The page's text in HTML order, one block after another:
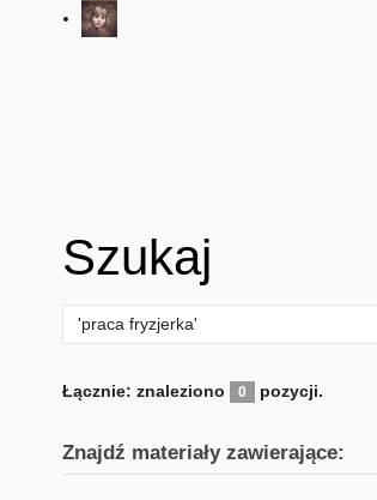
Szukaj
Łącznie: znaleziono 0 pozycji.
Znajdź materiały zawierające: